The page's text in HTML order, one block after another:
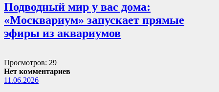
Подводный мир у вас дома:
«Москвариум» запускает прямые
эфиры из аквариумов
Просмотров: 29
Нет комментариев
11.06.2026